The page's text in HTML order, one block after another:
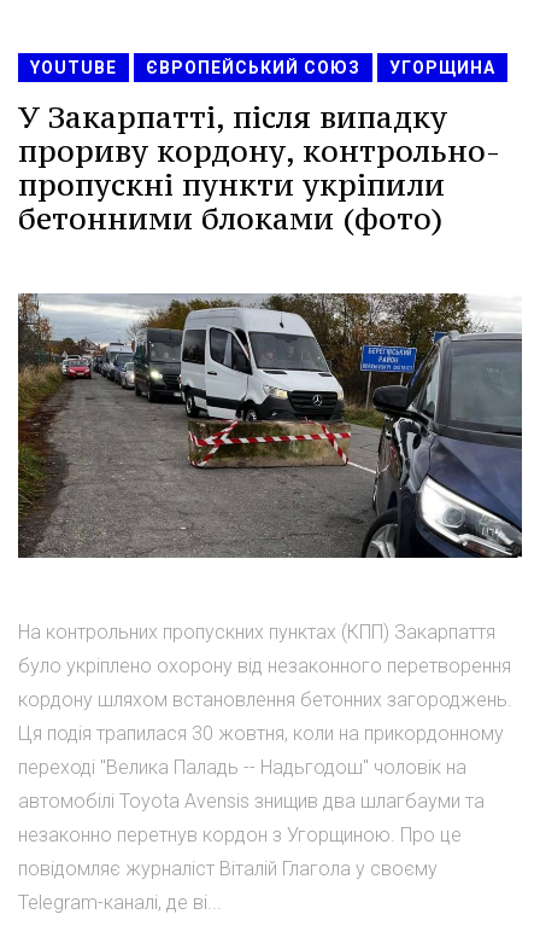
YOUTUBE ЄВРОПЕЙСЬКИЙ СОЮЗ УГОРЩИНА
У Закарпатті, після випадку
прориву кордону, контрольно-
пропускні пункти укріпили
бетонними блоками (фото)
На контрольних пропускних пунктах (КПП) Закарпаття
було укріплено охорону від незаконного перетворення
кордону шляхом встановлення бетонних загороджень.
Ця подія трапилася 30 жовтня, коли на прикордонному
переході "Велика Паладь -- Надьгодош" чоловік на
автомобілі Toyota Avensis знищив два шлагбауми та
незаконно перетнув кордон з Угорщиною. Про це
повідомляє журналіст Віталій Глагола у своєму
Telegram-каналі, де ві...